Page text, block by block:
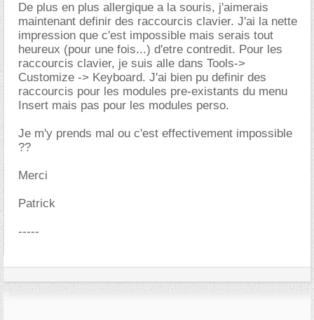
De plus en plus allergique a la souris, j'aimerais
maintenant definir des raccourcis clavier. J'ai la nette
impression que c'est impossible mais serais tout
heureux (pour une fois...) d'etre contredit. Pour les
raccourcis clavier, je suis alle dans Tools->
Customize -> Keyboard. J'ai bien pu definir des
raccourcis pour les modules pre-existants du menu
Insert mais pas pour les modules perso.
Je m'y prends mal ou c'est effectivement impossible
??
Merci
Patrick
-----